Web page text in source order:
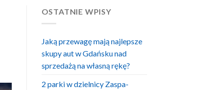
OSTATNIE WPISY
Jaką przewagę mają najlepsze
skupy aut w Gdańsku nad
sprzedażą na własną rękę?
2 parki w dzielnicy Zaspa-